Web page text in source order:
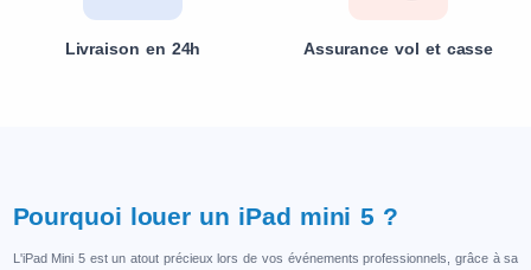
Livraison en 24h Assurance vol et casse
Pourquoi louer un iPad mini 5 ?
L'iPad Mini 5 est un atout précieux lors de vos événements professionnels, grâce à sa